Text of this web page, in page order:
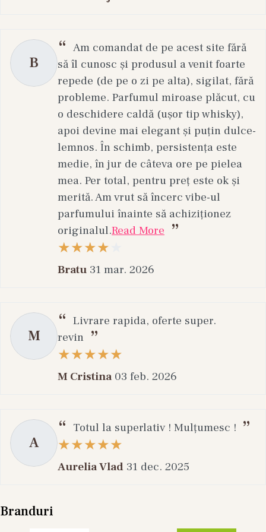
B
Am comandat de pe acest site fără
să îl cunosc și produsul a venit foarte
repede (de pe o zi pe alta), sigilat, fără
probleme. Parfumul miroase plăcut, cu
o deschidere caldă (ușor tip whisky),
apoi devine mai elegant și puțin dulce-
lemnos. În schimb, persistența este
medie, în jur de câteva ore pe pielea
mea. Per total, pentru preț este ok și
merită. Am vrut să încerc vibe-ul
parfumului înainte să achiziționez
originalul.Read More
Bratu 31 mar. 2026
M
Livrare rapida, oferte super.
revin
M Cristina 03 feb. 2026
A
Totul la superlativ ! Mulțumesc !
Aurelia Vlad 31 dec. 2025
Branduri